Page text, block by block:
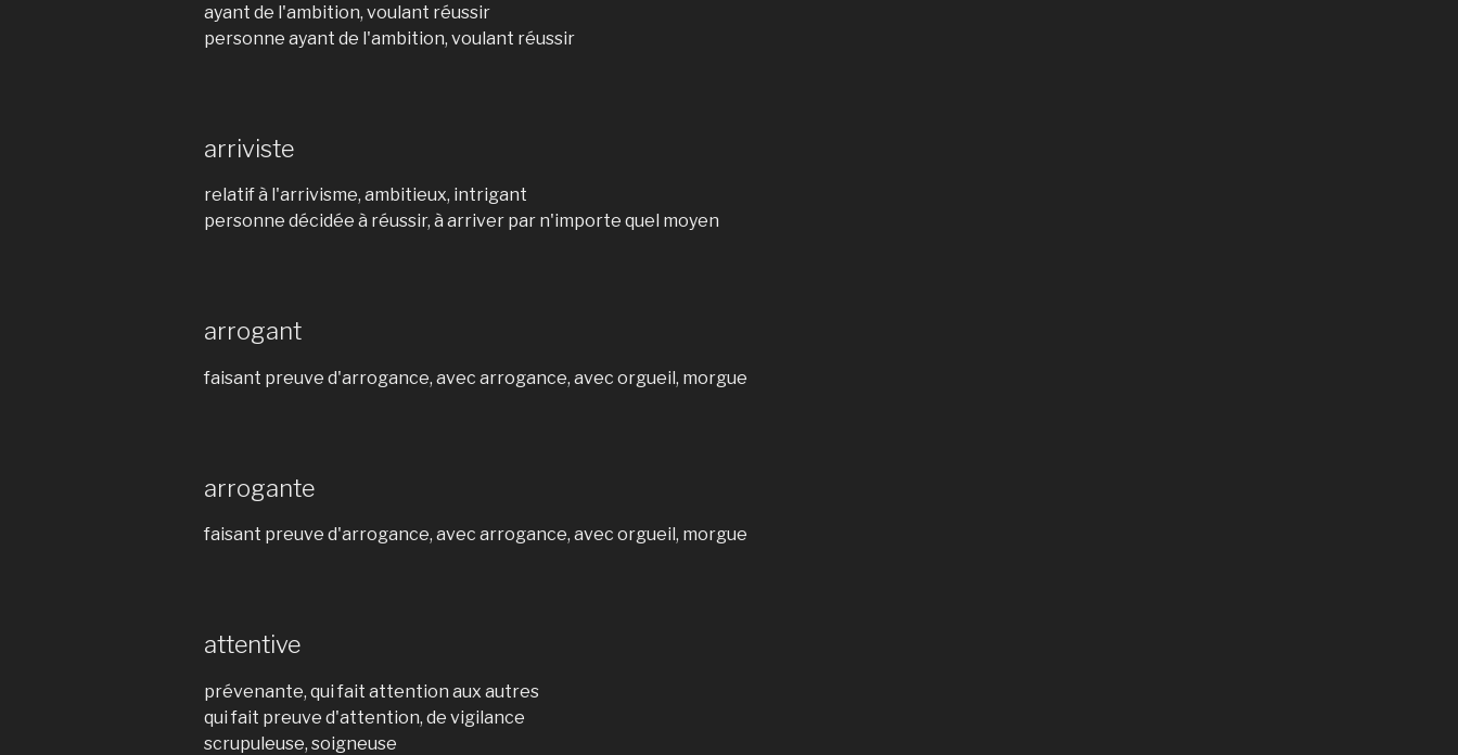
ayant de l'ambition, voulant réussir
personne ayant de l'ambition, voulant réussir
arriviste
relatif à l'arrivisme, ambitieux, intrigant
personne décidée à réussir, à arriver par n'importe quel moyen
arrogant
faisant preuve d'arrogance, avec arrogance, avec orgueil, morgue
arrogante
faisant preuve d'arrogance, avec arrogance, avec orgueil, morgue
attentive
prévenante, qui fait attention aux autres
qui fait preuve d'attention, de vigilance
scrupuleuse, soigneuse